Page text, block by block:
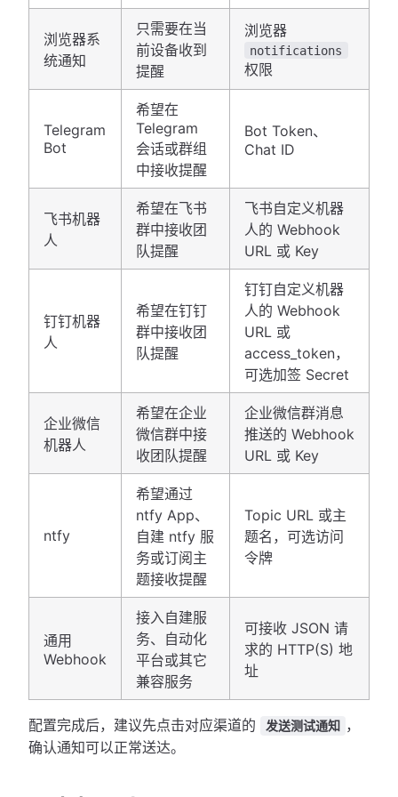
浏览器系
统通知
只需要在当
前设备收到
提醒
浏览器
notifications
权限
Telegram
Bot
希望在
Telegram
会话或群组
中接收提醒
Bot Token、
Chat ID
飞书机器
人
希望在飞书
群中接收团
队提醒
飞书自定义机器
人的 Webhook
URL 或 Key
钉钉机器
人
希望在钉钉
群中接收团
队提醒
钉钉自定义机器
人的 Webhook
URL 或
access_token，
可选加签 Secret
企业微信
机器人
希望在企业
微信群中接
收团队提醒
企业微信群消息
推送的 Webhook
URL 或 Key
ntfy
希望通过
ntfy App、
自建 ntfy 服
务或订阅主
题接收提醒
Topic URL 或主
题名，可选访问
令牌
通用
Webhook
接入自建服
务、自动化
平台或其它
兼容服务
可接收 JSON 请
求的 HTTP(S) 地
址
配置完成后，建议先点击对应渠道的 发送测试通知
，
确认通知可以正常送达。